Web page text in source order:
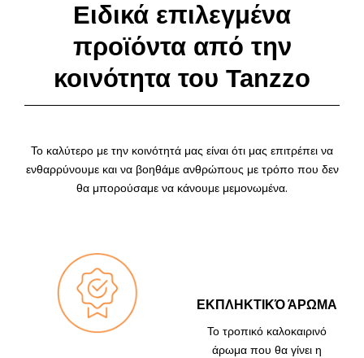
Ειδικά επιλεγμένα
προϊόντα από την
κοινότητα του Tanzzo
Το καλύτερο με την κοινότητά μας είναι ότι μας επιτρέπει να
ενθαρρύνουμε και να βοηθάμε ανθρώπους με τρόπο που δεν
θα μπορούσαμε να κάνουμε μεμονωμένα.
ΕΚΠΛΗΚΤΙΚΌ ΆΡΩΜΑ
Το τροπικό καλοκαιρινό
άρωμα που θα γίνει η